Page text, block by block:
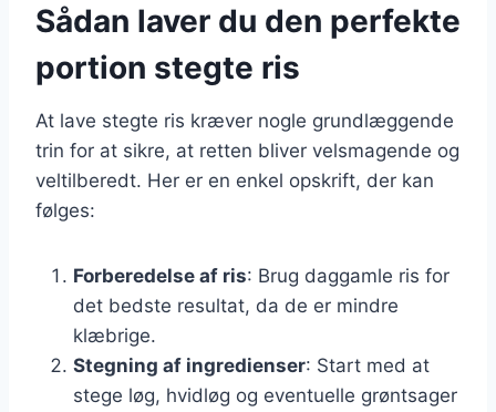
Sådan laver du den perfekte
portion stegte ris
At lave stegte ris kræver nogle grundlæggende
trin for at sikre, at retten bliver velsmagende og
veltilberedt. Her er en enkel opskrift, der kan
følges:
Forberedelse af ris: Brug daggamle ris for
det bedste resultat, da de er mindre
klæbrige.
Stegning af ingredienser: Start med at
stege løg, hvidløg og eventuelle grøntsager